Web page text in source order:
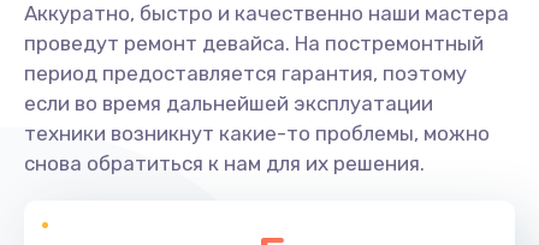
Аккуратно, быстро и качественно наши мастера
проведут ремонт девайса. На постремонтный
период предоставляется гарантия, поэтому
если во время дальнейшей эксплуатации
техники возникнут какие-то проблемы, можно
снова обратиться к нам для их решения.